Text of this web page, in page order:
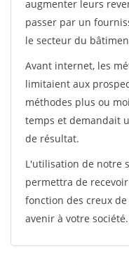
augmenter leurs
passer par un
le secteur du
Avant internet, les
limitaient aux
méthodes plus ou
temps et demandait
de résultat.
L'utilisation de notre
permettra de
fonction des creux
avenir à votre société.